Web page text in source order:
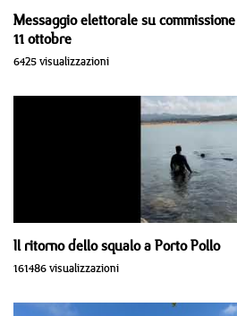
Messaggio elettorale su
11 ottobre
6425 visualizzazioni
Il ritorno dello squalo a Porto Pollo
161486 visualizzazioni